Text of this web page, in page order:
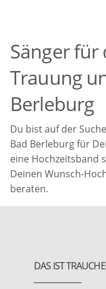
Sänger für
Trauung
Berleburg
Du bist auf der
Bad Berleburg für
eine Hochzeitsband
Deinen Wunsch-
beraten.
DAS IST